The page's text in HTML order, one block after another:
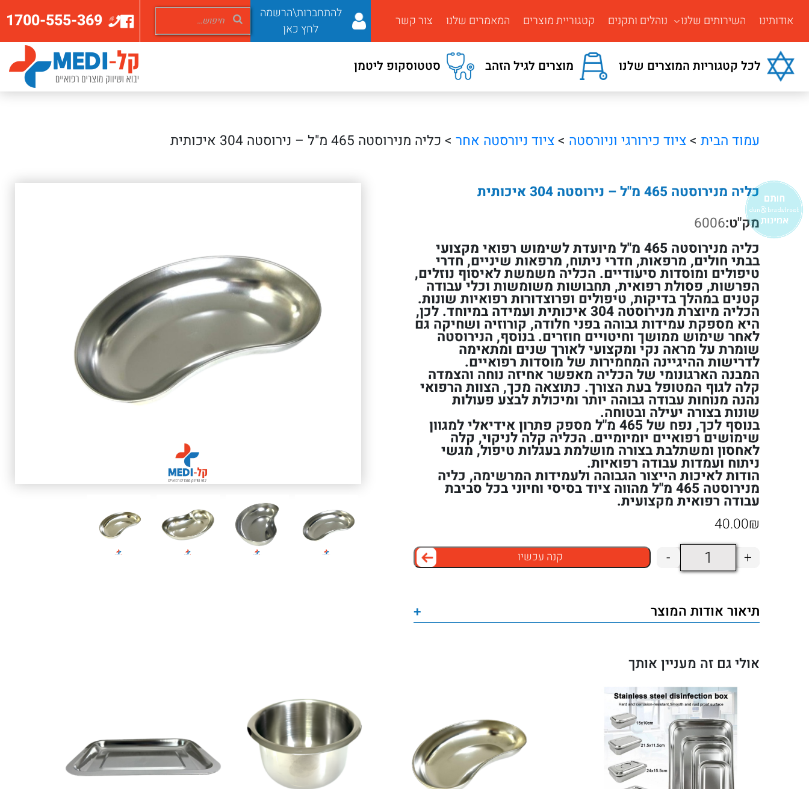
אודותינו השירותים שלנו נוהלים ותקנים קטגוריית מוצרים המאמרים שלנו צור קשר
להתחברות\הרשמה
לחץ כאן
1700-555-369
לכל קטגוריות המוצרים שלנו מוצרים לגיל הזהב סטטוסקופ ליטמן
עמוד הבית >ציוד כירורגי וניורסטה >ציוד ניורסטה אחר > כליה מנירוסטה 465 מ"ל – נירוסטה 304 איכותית
כליה מנירוסטה 465 מ"ל – נירוסטה 304 איכותית
מק"ט:6006
כליה מנירוסטה 465 מ"ל מיועדת לשימוש רפואי מקצועי
בבתי חולים, מרפאות, חדרי ניתוח, מרפאות שיניים, חדרי
טיפולים ומוסדות סיעודיים. הכליה משמשת לאיסוף נוזלים,
הפרשות, פסולת רפואית, תחבושות משומשות וכלי עבודה
קטנים במהלך בדיקות, טיפולים ופרוצדורות רפואיות שונות.
הכליה מיוצרת מנירוסטה 304 איכותית ועמידה במיוחד. לכן,
היא מספקת עמידות גבוהה בפני חלודה, קורוזיה ושחיקה גם
לאחר שימוש ממושך וחיטויים חוזרים. בנוסף, הנירוסטה
שומרת על מראה נקי ומקצועי לאורך שנים ומתאימה
לדרישות ההיגיינה המחמירות של מוסדות רפואיים.
המבנה הארגונומי של הכליה מאפשר אחיזה נוחה והצמדה
קלה לגוף המטופל בעת הצורך. כתוצאה מכך, הצוות הרפואי
נהנה מנוחות עבודה גבוהה יותר ומיכולת לבצע פעולות
שונות בצורה יעילה ובטוחה.
בנוסף לכך, נפח של 465 מ"ל מספק פתרון אידיאלי למגוון
שימושים רפואיים יומיומיים. הכליה קלה לניקוי, קלה
לאחסון ומשתלבת בצורה מושלמת בעגלות טיפול, מגשי
ניתוח ועמדות עבודה רפואיות.
הודות לאיכות הייצור הגבוהה ולעמידות המרשימה, כליה
מנירוסטה 465 מ"ל מהווה ציוד בסיסי וחיוני בכל סביבת
עבודה רפואית מקצועית.
₪
40.00
+
כמות
של
מנירוסטה
מ"ל
נירוסטה
304
איכותית
- קנה עכשיו
תיאור אודות המוצר +
אולי גם זה מעניין אותך